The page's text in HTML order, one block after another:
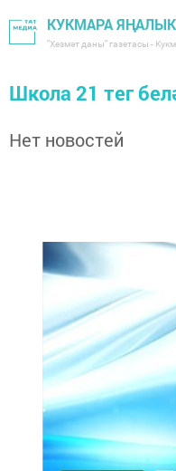
КУКМАРА
"Хезмәт даны" газетасы -
Школа 21 тег
Нет новостей